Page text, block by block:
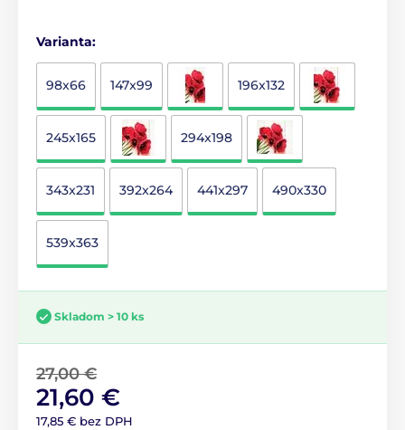
Varianta:
98x66 147x99 196x132
245x165 294x198
343x231 392x264 441x297 490x330
539x363
Skladom > 10 ks
27,00 €
21,60 €
17,85 € bez DPH